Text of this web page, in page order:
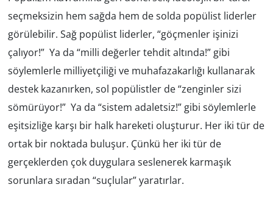
seçmeksizin hem sağda hem de solda popülist liderler
görülebilir. Sağ popülist liderler, “göçmenler işinizi
çalıyor!” Ya da “milli değerler tehdit altında!” gibi
söylemlerle milliyetçiliği ve muhafazakarlığı kullanarak
destek kazanırken, sol popülistler de “zenginler sizi
sömürüyor!” Ya da “sistem adaletsiz!” gibi söylemlerle
eşitsizliğe karşı bir halk hareketi oluşturur. Her iki tür de
ortak bir noktada buluşur. Çünkü her iki tür de
gerçeklerden çok duygulara seslenerek karmaşık
sorunlara sıradan “suçlular” yaratırlar.